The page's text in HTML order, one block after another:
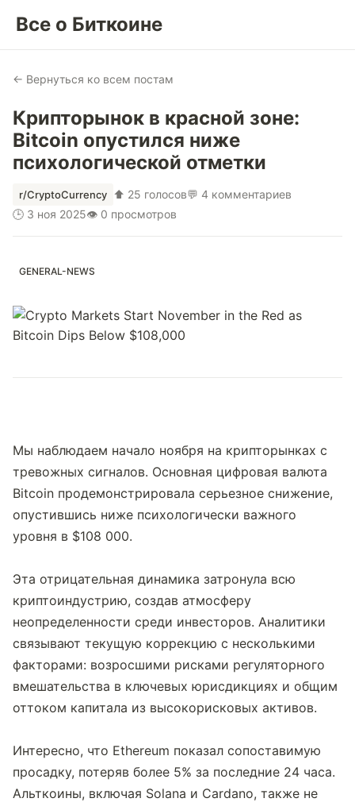
Все о Биткоине
← Вернуться ко всем постам
Крипторынок в красной зоне:
Bitcoin опустился ниже
психологической отметки
r/CryptoCurrency ⬆ 25 голосов💬 4 комментариев
🕒 3 ноя 2025👁 0 просмотров
GENERAL-NEWS
Мы наблюдаем начало ноября на крипторынках с
тревожных сигналов. Основная цифровая валюта
Bitcoin продемонстрировала серьезное снижение,
опустившись ниже психологически важного
уровня в $108 000.
Эта отрицательная динамика затронула всю
криптоиндустрию, создав атмосферу
неопределенности среди инвесторов. Аналитики
связывают текущую коррекцию с несколькими
факторами: возросшими рисками регуляторного
вмешательства в ключевых юрисдикциях и общим
оттоком капитала из высокорисковых активов.
Интересно, что Ethereum показал сопоставимую
просадку, потеряв более 5% за последние 24 часа.
Альткоины, включая Solana и Cardano, также не